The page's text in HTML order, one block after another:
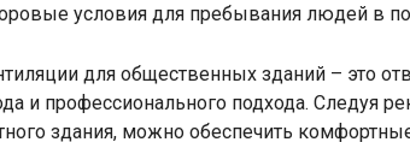
условия для пребывания людей в
для общественных зданий – это
и профессионального подхода. Следуя
здания, можно обеспечить